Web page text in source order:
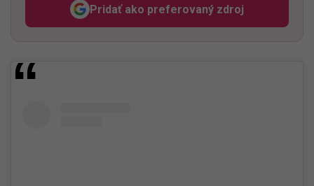
Pridať ako preferovaný zdroj
Odzadu, odkaz sa otvorí v